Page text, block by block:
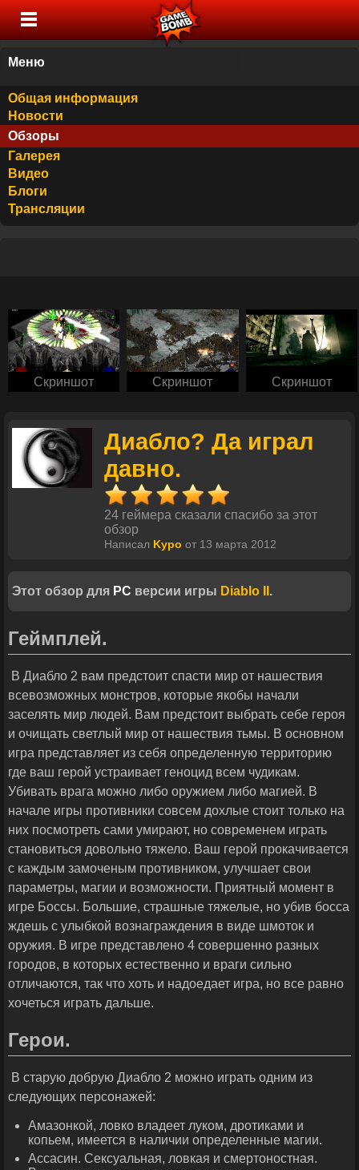
Меню
Общая информация
Новости
Обзоры
Галерея
Видео
Блоги
Трансляции
Скриншот Скриншот Скриншот
Диабло? Да играл
давно.
24 геймера сказали спасибо за этот
обзор
Написал Kypo от 13 марта 2012
Этот обзор для PC версии игры Diablo II .
Геймплей.
В Диабло 2 вам предстоит спасти мир от нашествия
всевозможных монстров, которые якобы начали
заселять мир людей. Вам предстоит выбрать себе героя
и очищать светлый мир от нашествия тьмы. В основном
игра представляет из себя определенную территорию
где ваш герой устраивает геноцид всем чудикам.
Убивать врага можно либо оружием либо магией. В
начале игры противники совсем дохлые стоит только на
них посмотреть сами умирают, но современем играть
становиться довольно тяжело. Ваш герой прокачивается
с каждым замоченым противником, улучшает свои
параметры, магии и возможности. Приятный момент в
игре Боссы. Большие, страшные тяжелые, но убив босса
ждешь с улыбкой вознаграждения в виде шмоток и
оружия. В игре представлено 4 совершенно разных
городов, в которых естественно и враги сильно
отличаются, так что хоть и надоедает игра, но все равно
хочеться играть дальше.
Герои.
В старую добрую Диабло 2 можно играть одним из
следующих персонажей:
Амазонкой, ловко владеет луком, дротиками и
копьем, имеется в наличии определенные магии.
Ассасин. Сексуальная, ловкая и смертоностная.